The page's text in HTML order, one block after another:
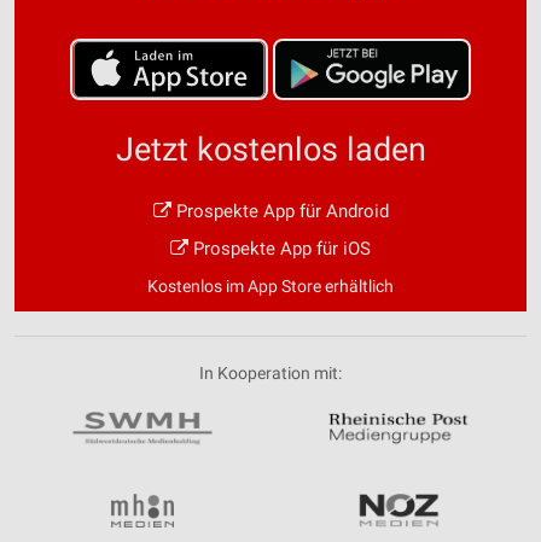
Jetzt kostenlos laden
Prospekte App für Android
Prospekte App für iOS
Kostenlos im App Store erhältlich
In Kooperation mit: